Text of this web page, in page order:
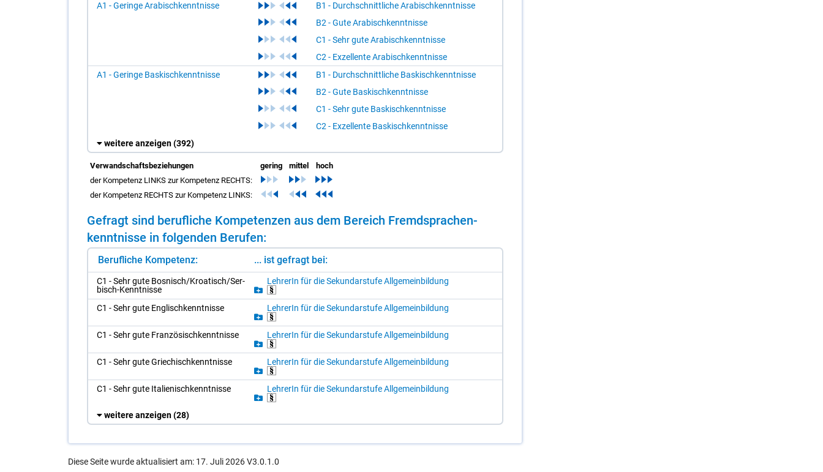
A1 - Geringe Arabischkenntnisse
B1 - Durchschnittliche Arabischkenntnisse
B2 - Gute Arabischkenntnisse
C1 - Sehr gute Arabischkenntnisse
C2 - Exzellente Arabischkenntnisse
A1 - Geringe Baskischkenntnisse
B1 - Durchschnittliche Baskischkenntnisse
B2 - Gute Baskischkenntnisse
C1 - Sehr gute Baskischkenntnisse
C2 - Exzellente Baskischkenntnisse
weitere anzeigen(392)
Verwandschaftsbeziehungen gering mittel
hoch
der Kompetenz LINKS zur Kompetenz RECHTS:
der Kompetenz RECHTS zur Kompetenz LINKS:
Ge­fragt sind be­ruf­li­che Kom­pe­ten­zen aus dem Be­reich Fremd­spra­chen­
kennt­nis­se in fol­gen­den Be­ru­fen:
Berufliche Kompetenz: ... ist gefragt bei:
C1 - Sehr gute Bos­nisch/​Kroa­tisch/​Ser­
bisch-Kennt­nis­se
Leh­re­rIn für die Se­kun­dar­stu­fe All­ge­mein­bil­dung
C1 - Sehr gute Eng­lisch­kennt­nis­se Leh­re­rIn für die Se­kun­dar­stu­fe All­ge­mein­bil­dung
C1 - Sehr gute Fran­zö­sisch­kennt­nis­se Leh­re­rIn für die Se­kun­dar­stu­fe All­ge­mein­bil­dung
C1 - Sehr gute Grie­chisch­kennt­nis­se Leh­re­rIn für die Se­kun­dar­stu­fe All­ge­mein­bil­dung
C1 - Sehr gute Ita­lie­nisch­kennt­nis­se Leh­re­rIn für die Se­kun­dar­stu­fe All­ge­mein­bil­dung
weitere anzeigen(28)
Diese Seite wurde aktualisiert am: 17. Juli 2026 V3.0.1.0